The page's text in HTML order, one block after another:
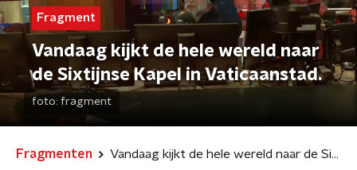
Fragment
Vandaag kijkt de hele wereld naar
de Sixtijnse Kapel in Vaticaanstad.
foto: fragment
Fragmenten Vandaag kijkt de hele wereld naar de Sixtijnse Kapel in Vaticaanstad.